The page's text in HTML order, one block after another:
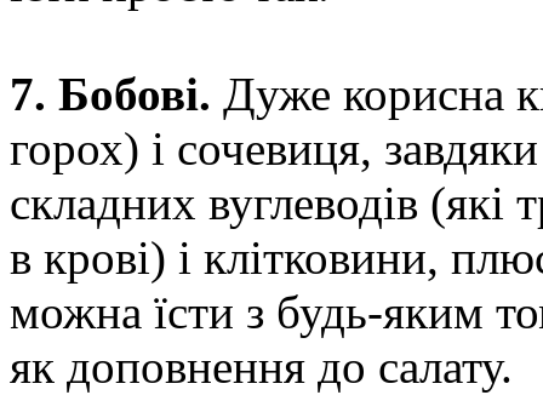
7. Бобові. Дуже корисна
горох) і сочевиця,
складних вуглеводів
в крові) і клітковини,
можна їсти з будь-яким
як доповнення до салату.